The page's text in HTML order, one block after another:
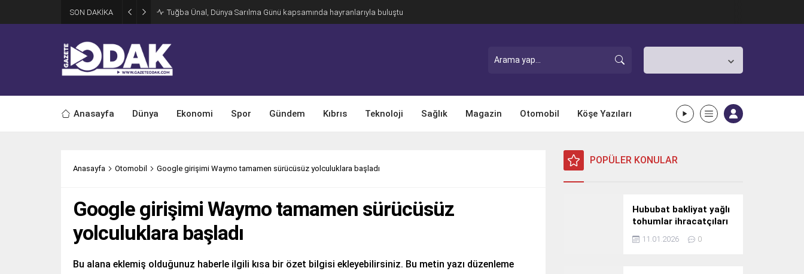
SON DAKİKA Tuğba Ünal, Dünya Sarılma Günü kapsamında hayranlarıyla buluştu
Anasayfa Dünya Ekonomi Spor Gündem Kıbrıs Teknoloji Sağlık Magazin Otomobil Köşe Yazıları
Anasayfa Otomobil Google girişimi Waymo tamamen sürücüsüz yolculuklara başladı
Google girişimi Waymo tamamen sürücüsüz
yolculuklara başladı
Bu alana eklemiş olduğunuz haberle ilgili kısa bir özet bilgisi ekleyebilirsiniz. Bu metin yazı düzenleme
POPÜLER KONULAR
Hububat bakliyat yağlı
tohumlar ihracatçıları
Güney Kore yolcusu
11.01.2026 0